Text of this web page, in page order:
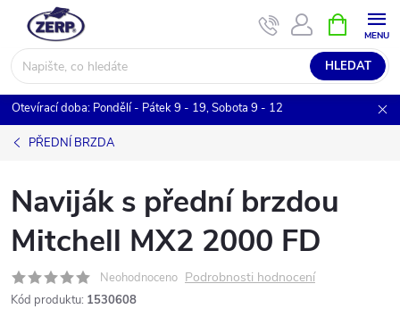
obsah
HLEDAT
NÁKUPNÍ
KOŠÍK
Otevírací doba: Pondělí - Pátek 9 - 19, Sobota 9 - 12
PŘEDNÍ BRZDA
Naviják s přední brzdou
Mitchell MX2 2000 FD
Neohodnoceno Podrobnosti hodnocení
Kód produktu: 1530608